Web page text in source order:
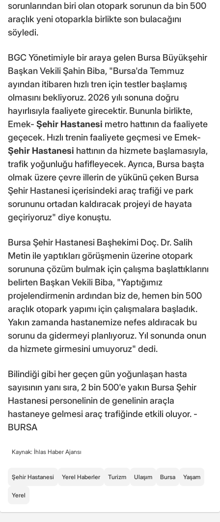
sorunlarından biri olan otopark sorunun da bin 500
araçlık yeni otoparkla birlikte son bulacağını
söyledi.
BGC Yönetimiyle bir araya gelen Bursa Büyükşehir
Başkan Vekili Şahin Biba, "Bursa'da Temmuz
ayından itibaren hızlı tren için testler başlamış
olmasını bekliyoruz. 2026 yılı sonuna doğru
hayırlısıyla faaliyete girecektir. Bununla birlikte,
Emek- Şehir Hastanesi metro hattının da faaliyete
geçecek. Hızlı trenin faaliyete geçmesi ve Emek-
Şehir Hastanesi hattının da hizmete başlamasıyla,
trafik yoğunluğu hafifleyecek. Ayrıca, Bursa başta
olmak üzere çevre illerin de yükünü çeken Bursa
Şehir Hastanesi içerisindeki araç trafiği ve park
sorununu ortadan kaldıracak projeyi de hayata
geçiriyoruz" diye konuştu.
Bursa Şehir Hastanesi Başhekimi Doç. Dr. Salih
Metin ile yaptıkları görüşmenin üzerine otopark
sorununa çözüm bulmak için çalışma başlattıklarını
belirten Başkan Vekili Biba, "Yaptığımız
projelendirmenin ardından biz de, hemen bin 500
araçlık otopark yapımı için çalışmalara başladık.
Yakın zamanda hastanemize nefes aldıracak bu
sorunu da gidermeyi planlıyoruz. Yıl sonunda onun
da hizmete girmesini umuyoruz" dedi.
Bilindiği gibi her geçen gün yoğunlaşan hasta
sayısının yanı sıra, 2 bin 500'e yakın Bursa Şehir
Hastanesi personelinin de genelinin araçla
hastaneye gelmesi araç trafiğinde etkili oluyor. -
BURSA
Kaynak: İhlas Haber Ajansı
Şehir Hastanesi Yerel Haberler Turizm Ulaşım Bursa Yaşam
Yerel